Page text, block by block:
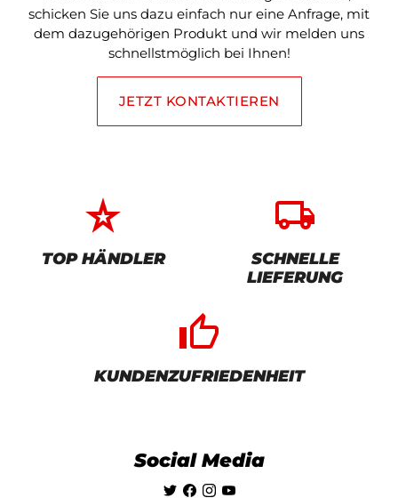
schicken Sie uns dazu einfach nur eine Anfrage, mit
dem dazugehörigen Produkt und wir melden uns
schnellstmöglich bei Ihnen!
JETZT KONTAKTIEREN
star_rate
TOP HÄNDLER
local_shipping
SCHNELLE
LIEFERUNG
thumb_up_alt
KUNDENZUFRIEDENHEIT
Social Media